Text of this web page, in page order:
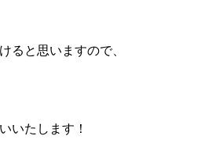
ると思いますので、
いたします！